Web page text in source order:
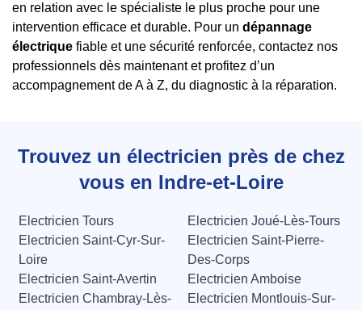
en relation avec le spécialiste le plus proche pour une
intervention efficace et durable. Pour un dépannage
électrique fiable et une sécurité renforcée, contactez nos
professionnels dès maintenant et profitez d’un
accompagnement de A à Z, du diagnostic à la réparation.
Trouvez un électricien près de chez
vous en Indre-et-Loire
Electricien Tours
Electricien Joué-Lès-Tours
Electricien Saint-Cyr-Sur-
Loire
Electricien Saint-Pierre-
Des-Corps
Electricien Saint-Avertin
Electricien Amboise
Electricien Chambray-Lès-
Electricien Montlouis-Sur-